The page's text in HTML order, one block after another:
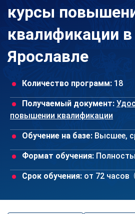
курсы
квалификации в
Ярославле
Количество программ: 18
Получаемый документ:
повышении квалификации
Обучение на базе: Высшее,
Формат обучения:
Срок обучения: от 72 часов